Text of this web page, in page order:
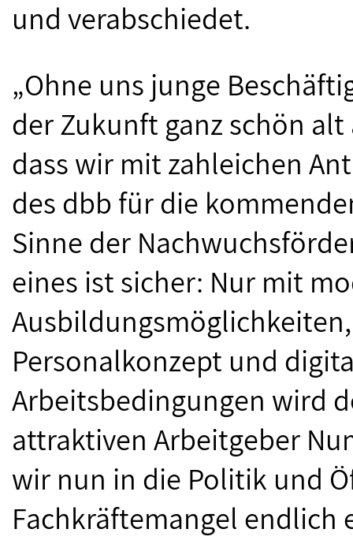
und verabschiedet.
„Ohne uns junge
der Zukunft ganz schön
dass wir mit zahleichen
des dbb für die
Sinne der
eines ist sicher: Nur mit
Personalkonzept und
Arbeitsbedingungen wird
attraktiven Arbeitgeber
wir nun in die Politik und
Fachkräftemangel endlich